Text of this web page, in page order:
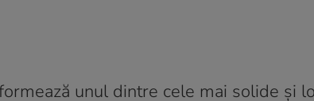
unul dintre cele mai solide și